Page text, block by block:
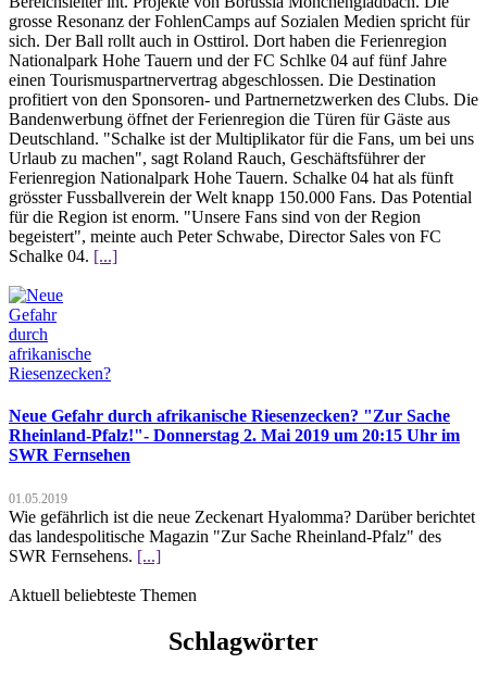
grosse Resonanz der FohlenCamps auf Sozialen Medien spricht für
sich. Der Ball rollt auch in Osttirol. Dort haben die Ferienregion
Nationalpark Hohe Tauern und der FC Schlke 04 auf fünf Jahre
einen Tourismuspartnervertrag abgeschlossen. Die Destination
profitiert von den Sponsoren- und Partnernetzwerken des Clubs. Die
Bandenwerbung öffnet der Ferienregion die Türen für Gäste aus
Deutschland. "Schalke ist der Multiplikator für die Fans, um bei uns
Urlaub zu machen", sagt Roland Rauch, Geschäftsführer der
Ferienregion Nationalpark Hohe Tauern. Schalke 04 hat als fünft
grösster Fussballverein der Welt knapp 150.000 Fans. Das Potential
für die Region ist enorm. "Unsere Fans sind von der Region
begeistert", meinte auch Peter Schwabe, Director Sales von FC
Schalke 04. [...]
Neue Gefahr durch afrikanische Riesenzecken? "Zur Sache
Rheinland-Pfalz!"- Donnerstag 2. Mai 2019 um 20:15 Uhr im
SWR Fernsehen
01.05.2019
Wie gefährlich ist die neue Zeckenart Hyalomma? Darüber berichtet
das landespolitische Magazin "Zur Sache Rheinland-Pfalz" des
SWR Fernsehens. [...]
Aktuell beliebteste Themen
Schlagwörter